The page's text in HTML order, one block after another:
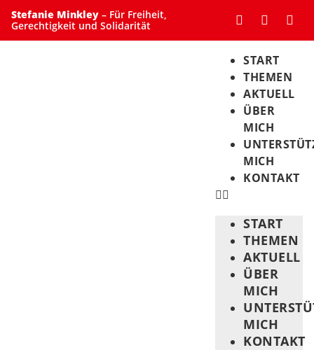
Stefanie Minkley – Für Freiheit,
Gerechtigkeit und Solidarität
START
THEMEN
AKTUELL
ÜBER
MICH
MICH
KONTAKT
START
THEMEN
AKTUELL
ÜBER
MICH
MICH
KONTAKT